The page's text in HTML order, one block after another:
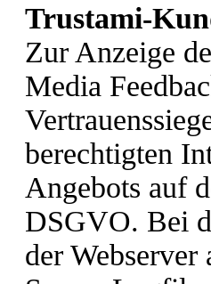
Trustami-
Zur Anzeige
Media
berechtigten
Angebots auf
DSGVO. Bei
der